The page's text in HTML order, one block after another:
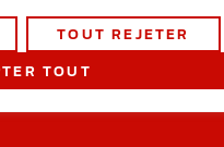
TOUT REJETER
TOUT